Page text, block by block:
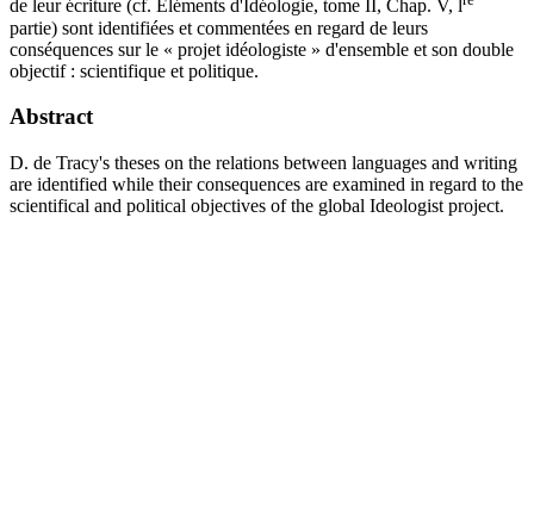
de leur écriture (cf. Éléments d'Idéologie, tome II, Chap. V, l
partie) sont identifiées et commentées en regard de leurs
conséquences sur le « projet idéologiste » d'ensemble et son double
objectif : scientifique et politique.
Abstract
D. de Tracy's theses on the relations between languages and writing
are identified while their consequences are examined in regard to the
scientifical and political objectives of the global Ideologist project.